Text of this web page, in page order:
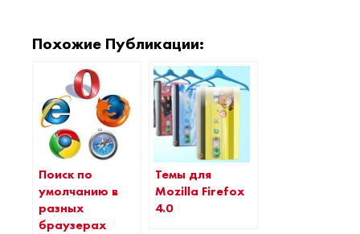
Похожие Публикации:
Поиск по
умолчанию в
разных
браузерах
Темы для
Mozilla Firefox
4.0